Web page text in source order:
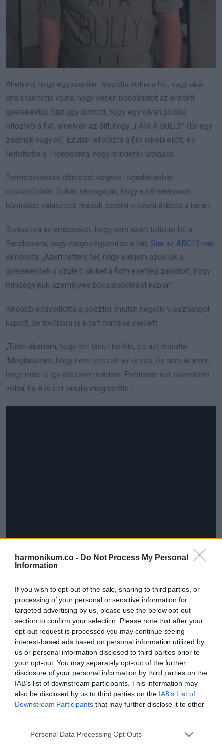
harmonikum.co - Do Not Process My Personal
Information
If you wish to opt-out of the sale, sharing to third parties, or
processing of your personal or sensitive information for
targeted advertising by us, please use the below opt-out
section to confirm your selection. Please note that after your
opt-out request is processed you may continue seeing
interest-based ads based on personal information utilized by
us or personal information disclosed to third parties prior to
your opt-out. You may separately opt-out of the further
disclosure of your personal information by third parties on the
IAB’s list of downstream participants. This information may
also be disclosed by us to third parties on the IAB’s List of
Downstream Participants that may further disclose it to other
Please note that this website/app uses one or more Google
Personal Data Processing Opt Outs
Ahelyett, hogy egyszerűen leszidta volna a fiút, vagy akár
arra utasította volna, hogy kérjen bocsánatot az érintett
gyerekektől, Star úgy döntött, hogy egy olyan pólóba
öltözteti a fiát, amelyen az állt, hogy „I AM A BULLY” (Én egy
zsarnok vagyok). Ezután lefotózta a fiút iskola előtt, és
feltöltötte a Facebookra, hogy mindenki láthassa.
Természetesen döntését vegyes fogadtatásban
részesítették. Sokan támogatják, hogy a nő határozott
büntetést választott, mások szerint viszont átlépte a határt.
Biztosítva az embereket, hogy nem azért töltötte fel a
Facebookra, hogy megszégyenítse a fiát, Star az ABC13-nak
elmondta: „Azért tettem fel, hogy elérjem azoknak a
gyerekeknek a szüleit, akiket a fiam esetleg zaklatott, hogy
mindegyikük személyes bocsánatkérést kapjon”.
Később eltávolította a posztot, miután negatív visszhangot
kapott, de továbbra is kitart döntése mellett.
„Tudni akartam, hogy mit tanult belőle, és azt mondta:
‘Megtanultam, hogy nem tetszett az érzés, és nem akarom,
hogy más is így érezzen miattam. Pontosan ezt szerettem
volna, ha ő is ezt tanulja meg belőle.”